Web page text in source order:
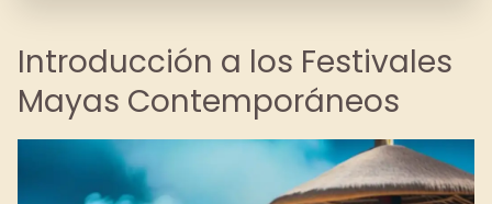
Introducción a los Festivales
Mayas Contemporáneos